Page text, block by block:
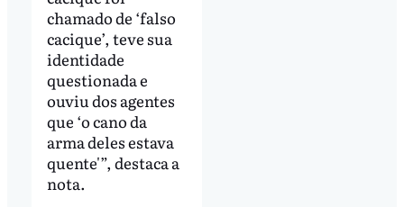
chamado de ‘falso
cacique’, teve sua
identidade
questionada e
ouviu dos agentes
que ‘o cano da
arma deles estava
quente'”, destaca a
nota.